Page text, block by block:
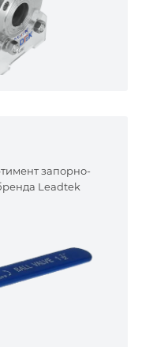
запорно-
Leadtek